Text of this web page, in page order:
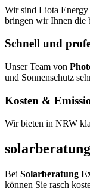
Wir sind Liota Energy
bringen wir Ihnen die
Schnell und
Unser Team von
und Sonnenschutz
Kosten &
Wir bieten in NRW
Bei Solarberatung
können Sie rasch